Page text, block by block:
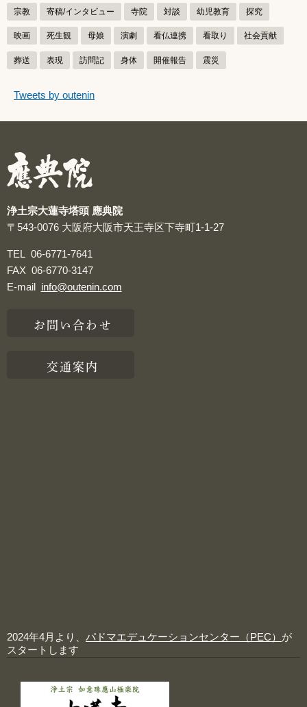
宗教 寄稿/インタビュー 寺院 対談 幼児教育 探究
映画 死生観 母娘 演劇 看仏連携 看取り 社会貢献
葬送 表現 訪問記 身体 開催報告 震災
つぶやき
つぶやきをスキップする
Tweets by outenin
浄土宗大蓮寺塔頭 應典院
〒543-0076 大阪府大阪市天王寺区下寺町1-1-27
TEL 06-6771-7641
FAX 06-6770-3147
E-mail info@outenin.com
お問い合わせ
交通案内
2024年4月より、 パドマエデュケーションセンター（PEC） が
スタートします